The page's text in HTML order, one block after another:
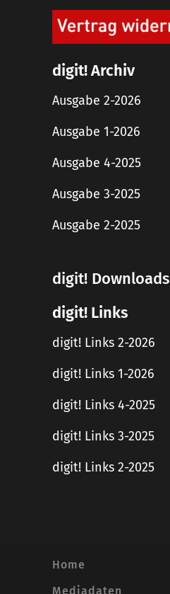
digit! Archiv
Ausgabe 2-2026
Ausgabe 1-2026
Ausgabe 4-2025
Ausgabe 3-2025
Ausgabe 2-2025
digit! Downloads
digit! Links
digit! Links 2-2026
digit! Links 1-2026
digit! Links 4-2025
digit! Links 3-2025
digit! Links 2-2025
Home
Mediadaten